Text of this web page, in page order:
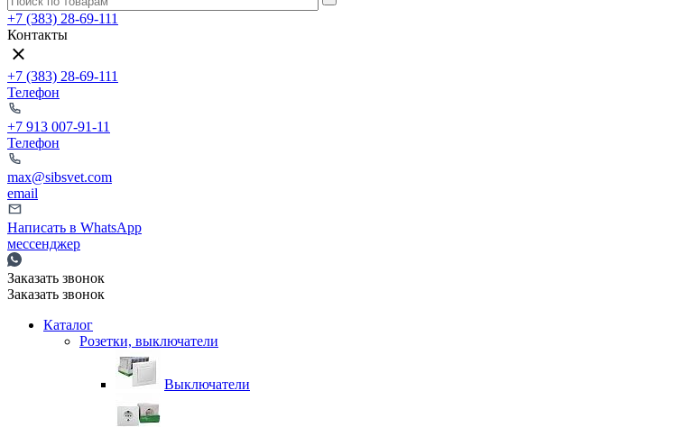
+7 (383) 28-69-111
Контакты
+7 (383) 28-69-111
Телефон
+7 913 007-91-11
Телефон
max@sibsvet.com
email
Написать в WhatsApp
мессенджер
Заказать звонок
Заказать звонок
Каталог
Розетки, выключатели
Выключатели